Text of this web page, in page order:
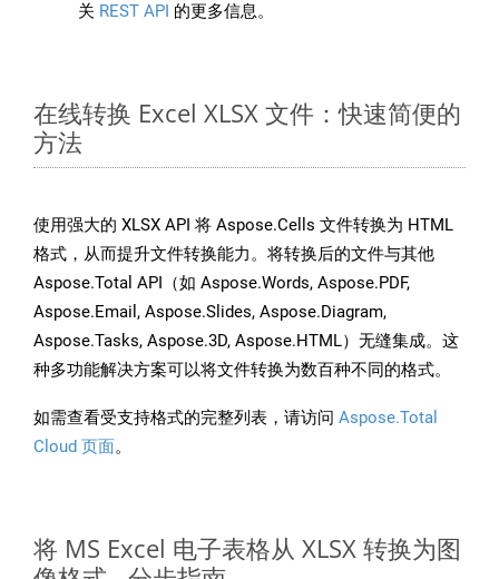
关 REST API 的更多信息。
在线转换 Excel XLSX 文件：快速简便的
方法
使用强大的 XLSX API 将 Aspose.Cells 文件转换为 HTML
格式，从而提升文件转换能力。将转换后的文件与其他
Aspose.Total API（如 Aspose.Words, Aspose.PDF,
Aspose.Email, Aspose.Slides, Aspose.Diagram,
Aspose.Tasks, Aspose.3D, Aspose.HTML）无缝集成。这
种多功能解决方案可以将文件转换为数百种不同的格式。
如需查看受支持格式的完整列表，请访问 Aspose.Total
Cloud 页面。
将 MS Excel 电子表格从 XLSX 转换为图